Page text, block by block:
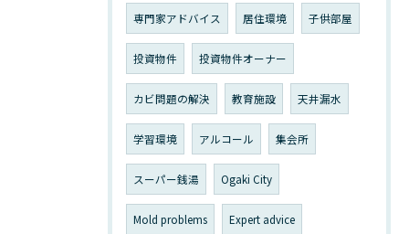
専門家アドバイス 居住環境 子供部屋
投資物件 投資物件オーナー
カビ問題の解決 教育施設 天井漏水
学習環境 アルコール 集会所
スーパー銭湯 Ogaki City
Mold problems Expert advice